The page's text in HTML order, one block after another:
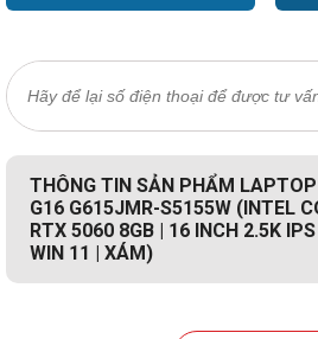
THÔNG TIN SẢN PHẨM
G16 G615JMR-S5155W (INTEL
RTX 5060 8GB | 16 INCH 2.5K
WIN 11 | XÁM)